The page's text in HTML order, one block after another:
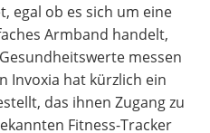
egal ob es sich um eine
Armband handelt,
messen
Invoxia hat kürzlich ein
das ihnen Zugang zu
Fitness-Tracker